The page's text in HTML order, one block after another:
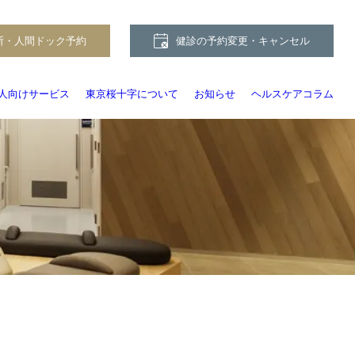
向けサービス 東京桜十字について お知らせ ヘルスケアコラム
・人間ドック予約 健診の予約変更・キャンセル